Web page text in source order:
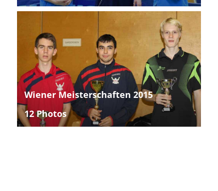
Wiener Meisterschaften 2015
12 Photos